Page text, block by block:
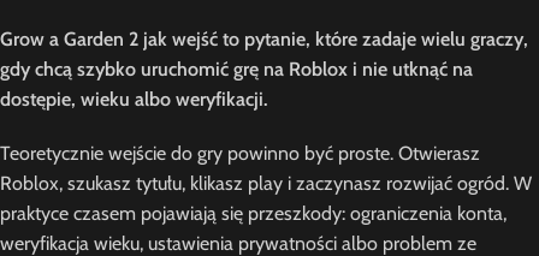
Grow a Garden 2 jak wejść to pytanie, które zadaje wielu graczy,
gdy chcą szybko uruchomić grę na Roblox i nie utknąć na
dostępie, wieku albo weryfikacji.
Teoretycznie wejście do gry powinno być proste. Otwierasz
Roblox, szukasz tytułu, klikasz play i zaczynasz rozwijać ogród. W
praktyce czasem pojawiają się przeszkody: ograniczenia konta,
weryfikacja wieku, ustawienia prywatności albo problem ze